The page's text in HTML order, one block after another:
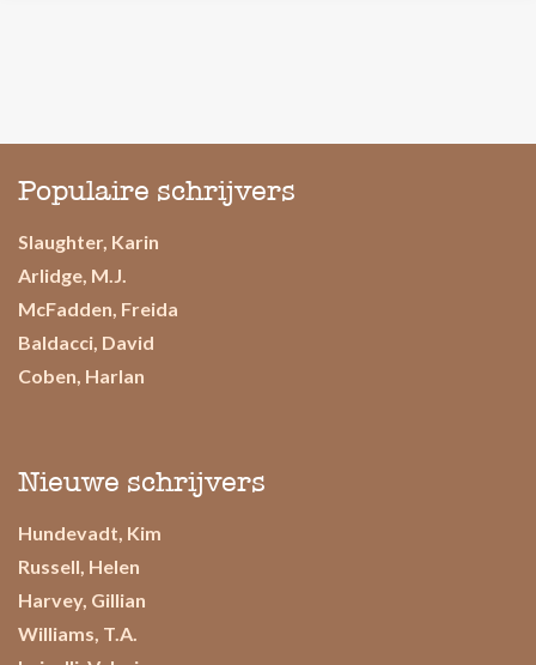
Populaire schrijvers
Slaughter, Karin
Arlidge, M.J.
McFadden, Freida
Baldacci, David
Coben, Harlan
Nieuwe schrijvers
Hundevadt, Kim
Russell, Helen
Harvey, Gillian
Williams, T.A.